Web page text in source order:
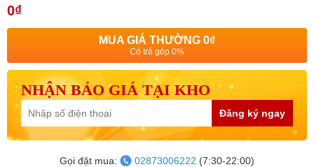
0₫
MUA GIÁ THƯỜNG 0₫
Có trả góp 0%
NHẬN BÁO GIÁ TẠI KHO
Đăng ký ngay
Gọi đặt mua: 02873006222 (7:30-22:00)